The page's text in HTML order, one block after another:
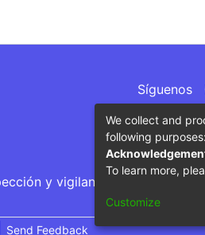
Síguenos
y vigilancia por parte del
Send Feedback
We collect and
following purposes:
To learn more,
Customize